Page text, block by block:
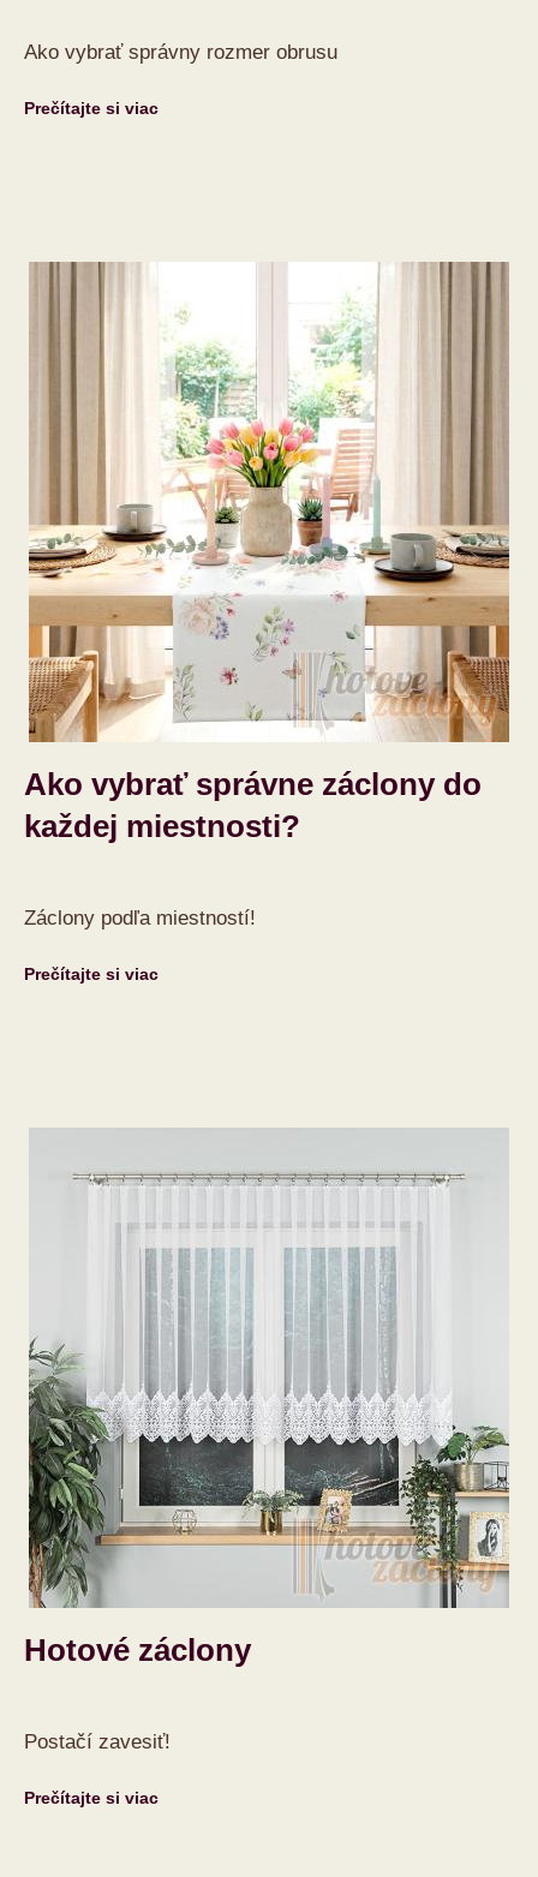
Ako vybrať správny rozmer obrusu
Prečítajte si viac
Ako vybrať správne záclony do
každej miestnosti?
Záclony podľa miestností!
Prečítajte si viac
Hotové záclony
Postačí zavesiť!
Prečítajte si viac